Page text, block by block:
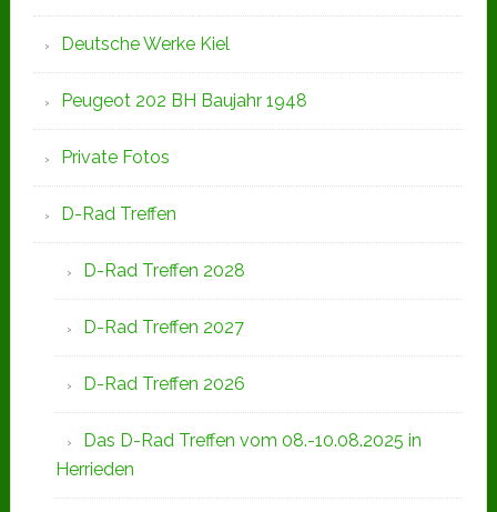
Deutsche Werke Kiel
Peugeot 202 BH Baujahr 1948
Private Fotos
D-Rad Treffen
D-Rad Treffen 2028
D-Rad Treffen 2027
D-Rad Treffen 2026
Das D-Rad Treffen vom 08.-10.08.2025 in
Herrieden